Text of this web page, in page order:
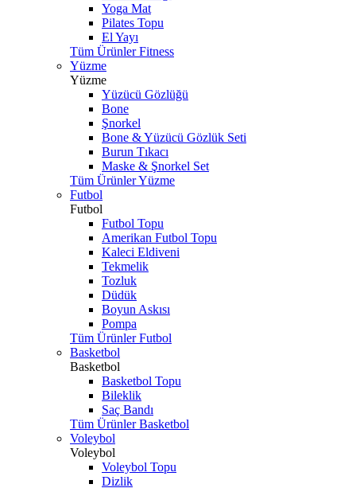
Yoga Mat
Pilates Topu
El Yayı
Tüm Ürünler Fitness
Yüzme
Yüzme
Yüzücü Gözlüğü
Bone
Şnorkel
Bone & Yüzücü Gözlük Seti
Burun Tıkacı
Maske & Şnorkel Set
Tüm Ürünler Yüzme
Futbol
Futbol
Futbol Topu
Amerikan Futbol Topu
Kaleci Eldiveni
Tekmelik
Tozluk
Düdük
Boyun Askısı
Pompa
Tüm Ürünler Futbol
Basketbol
Basketbol
Basketbol Topu
Bileklik
Saç Bandı
Tüm Ürünler Basketbol
Voleybol
Voleybol
Voleybol Topu
Dizlik